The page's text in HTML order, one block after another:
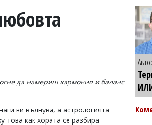
да намериш хармония и баланс
ни вълнува, а астрологията
това как хората се разбират